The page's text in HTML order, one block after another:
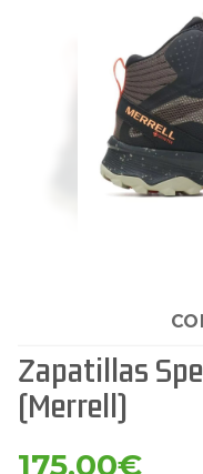
Zapatillas
(Merrell)
175,00€